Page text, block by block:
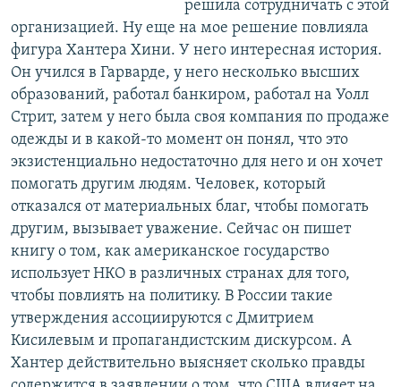
решила сотрудничать с этой
организацией. Ну еще на мое решение повлияла
фигура Хантера Хини. У него интересная история.
Он учился в Гарварде, у него несколько высших
образований, работал банкиром, работал на Уолл
Стрит, затем у него была своя компания по продаже
одежды и в какой-то момент он понял, что это
экзистенциально недостаточно для него и он хочет
помогать другим людям. Человек, который
отказался от материальных благ, чтобы помогать
другим, вызывает уважение. Сейчас он пишет
книгу о том, как американское государство
использует НКО в различных странах для того,
чтобы повлиять на политику. В России такие
утверждения ассоциируются с Дмитрием
Кисилевым и пропагандистским дискурсом. А
Хантер действительно выясняет сколько правды